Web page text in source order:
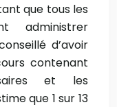
que tous les
administrer
d’avoir
contenant
et les
que 1 sur 13